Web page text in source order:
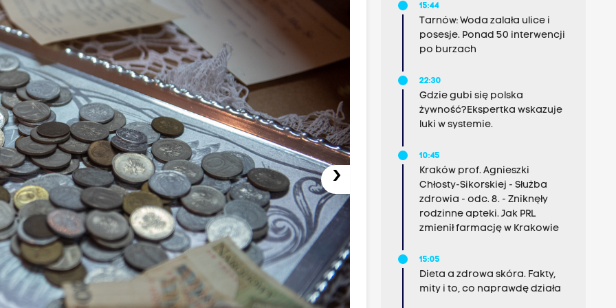
›
15:44
Tarnów: Woda zalała ulice i
posesje. Ponad 50 interwencji
po burzach
22:30
Gdzie gubi się polska
żywność?Ekspertka wskazuje
luki w systemie.
10:45
Kraków prof. Agnieszki
Chłosty-Sikorskiej - Służba
zdrowia - odc. 8. - Zniknęły
rodzinne apteki. Jak PRL
zmienił farmację w Krakowie
15:05
Dieta a zdrowa skóra. Fakty,
mity i to, co naprawdę działa